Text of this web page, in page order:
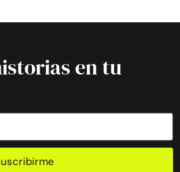
en tu